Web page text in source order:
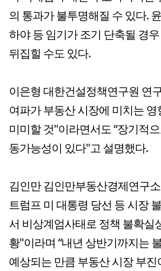
의 통과가 불투명해질 수 있다.
하야 등 임기가 조기 단축될 경
뒤집힐 수도 있다.
이은형 대한건설정책연구원 연
여파가 부동산 시장에 미치는
미미할 것"이라면서도 “장기적
동가능성이 있다"고 설명했다.
김인만 김인만부동산경제연구
트럼프 미 대통령 당선 등 시장
서 비상계엄사태로 정책 불확실
황"이라며 “내년 상반기까지는
예상되는 만큼 부동산 시장 부